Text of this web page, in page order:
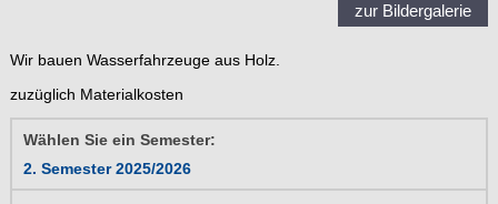
zur Bildergalerie
Wir bauen Wasserfahrzeuge aus Holz.
zuzüglich Materialkosten
Wählen Sie ein Semester:
2. Semester 2025/2026